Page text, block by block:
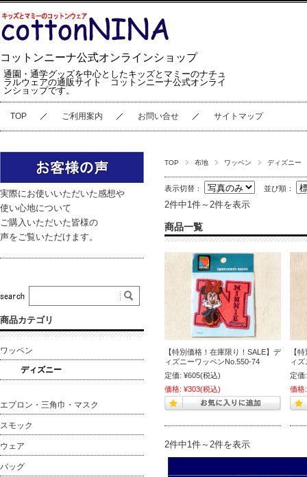
コットンニーナ公式オンラインショップ
通園・通学グッズを中心としたキッズとマミーのナチュ
ラルウェアの通販サイト コットンニーナ公式オンライ
ンショップです。
TOP ご利用案内 お問い合せ サイトマップ
TOP 布地 ワッペン ディズニー
表示切替： 並び順：
2件中1件～2件を表示
商品一覧
【特別価格！在庫限り！SALE】デ
ィズニーワッペンNo.550-74
定価: ¥605(税込)
価格: ¥303(税込)
【
ィ
定価:
価格:
2件中1件～2件を表示
実際にお使いいただいた感想や
使い心地について
ご購入いただいた皆様の
声をご覧いただけます。
商品カテゴリ
ワッペン
ディズニー
エプロン・三角巾・マスク
スモック
ウェア
バッグ